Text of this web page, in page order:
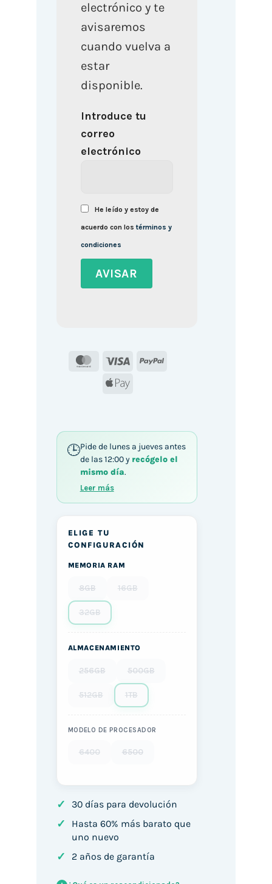
electrónico y te
avisaremos
cuando vuelva a
estar
disponible.
Introduce tu
correo
electrónico
He leído y estoy de
acuerdo con lostérminos y
condiciones
MasterCard
Visa
PayPal
Apple
Pide de lunes a jueves antes
de las 12:00 y recógelo el
mismo día.
Leer más
ELIGE TU
CONFIGURACIÓN
MEMORIA RAM
8GB 16GB
32GB
ALMACENAMIENTO
256GB 500GB
512GB 1TB
MODELO DE PROCESADOR
6400 6500
✓ 30 días para devolución
✓
Hasta 60% más barato que
uno nuevo
✓ 2 años de garantía